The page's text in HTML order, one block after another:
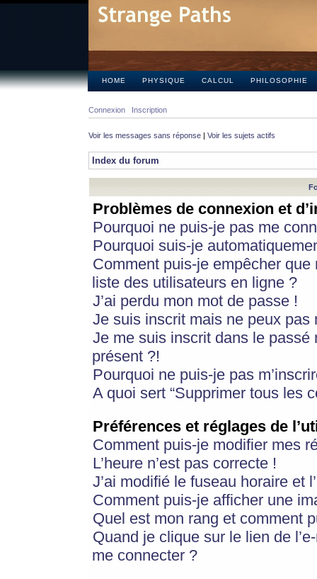
HOME PHYSIQUE CALCUL PHILOSOPHIE
Connexion Inscription
Voir les messages sans réponse | Voir les sujets actifs
Index du forum
Problèmes de connexion et
Pourquoi ne puis-je pas me
Pourquoi suis-je
Comment puis-je empêcher
liste des utilisateurs en ligne ?
J’ai perdu mon mot de passe !
Je suis inscrit mais ne peux pas
Je me suis inscrit dans le
présent ?!
Pourquoi ne puis-je pas
A quoi sert “Supprimer tous les
Préférences et réglages de
Comment puis-je modifier mes
L’heure n’est pas correcte !
J’ai modifié le fuseau horaire et
Comment puis-je afficher une
Quel est mon rang et comment
Quand je clique sur le lien de
me connecter ?